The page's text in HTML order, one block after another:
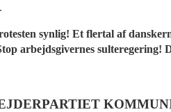
synlig! Et flertal af
arbejdsgivernes sulteregering!